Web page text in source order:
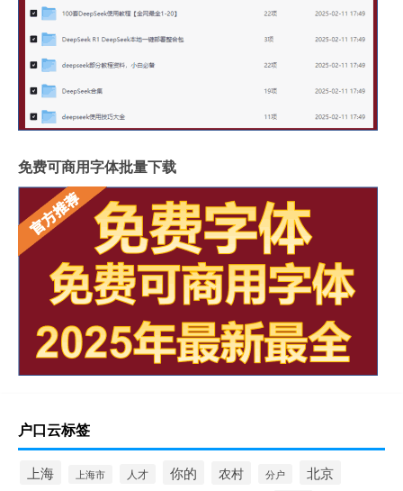
免费可商用字体批量下载
户口云标签
上海 上海市 人才 你的 农村 分户 北京